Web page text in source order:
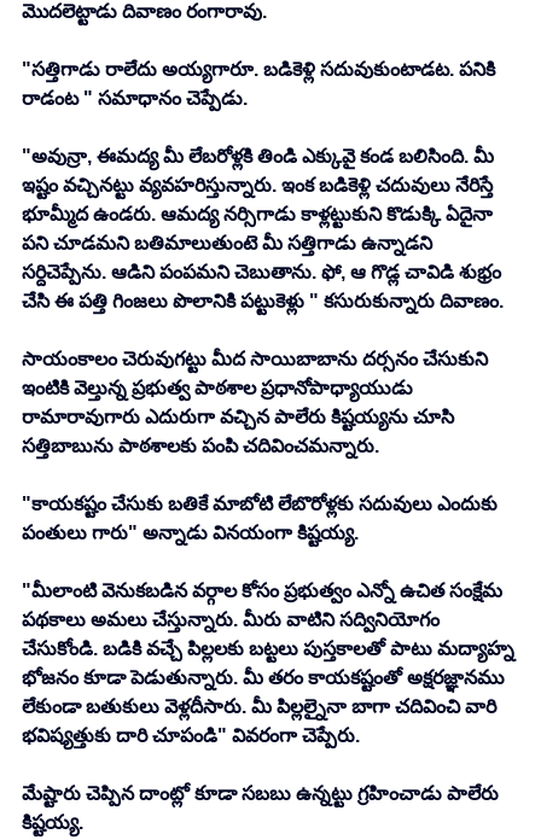
మొదలెట్టాడు దివాణం రంగారావు.
"సత్తిగాడు రాలేదు అయ్యగారూ. బడికెళ్లి సదువుకుంటాడట. పనికి
రాడంట " సమాధానం చెప్పేడు.
"అవున్రా, ఈమద్య మీ లేబరోళ్లకి తిండి ఎక్కువై కండ బలిసింది. మీ
ఇష్టం వచ్చినట్టు వ్యవహరిస్తున్నారు. ఇంక బడికెళ్లి చదువులు నేరిస్తే
భూమ్మీద ఉండరు. ఆమద్య నర్సిగాడు కాళ్లట్టుకుని కొడుక్కి ఏదైనా
పని చూడమని బతిమాలుతుంటె మీ సత్తిగాడు ఉన్నాడని
సర్దిచెప్పేను. ఆడిని పంపమని చెబుతాను. ఫో, ఆ గొడ్ల చావిడి శుభ్రం
చేసి ఈ పత్తి గింజలు పొలానికి పట్టుకెళ్లు " కసురుకున్నారు దివాణం.
సాయంకాలం చెరువుగట్టు మీద సాయిబాబాను దర్సనం చేసుకుని
ఇంటికి వెల్తున్న ప్రభుత్వ పాఠశాల ప్రధానోపాధ్యాయుడు
రామారావుగారు ఎదురుగా వచ్చిన పాలేరు కిష్టయ్యను చూసి
సత్తిబాబును పాఠశాలకు పంపి చదివించమన్నారు.
"కాయకష్టం చేసుకు బతికే మాబోటి లేబొరోళ్లకు సదువులు ఎందుకు
పంతులు గారు" అన్నాడు వినయంగా కిష్టయ్య.
"మీలాంటి వెనుకబడిన వర్గాల కోసం ప్రభుత్వం ఎన్నో ఉచిత సంక్షేమ
పథకాలు అమలు చేస్తున్నారు. మీరు వాటిని సద్వినియోగం
చేసుకోండి. బడికి వచ్చే పిల్లలకు బట్టలు పుస్తకాలతో పాటు మద్యాహ్న
భోజనం కూడా పెడుతున్నారు. మీ తరం కాయకష్టంతో అక్షరజ్ఞానము
లేకుండా బతుకులు వెళ్లదీసారు. మీ పిల్లల్నైనా బాగా చదివించి వారి
భవిష్యత్తుకు దారి చూపండి" వివరంగా చెప్పేరు.
మేష్టారు చెప్పిన దాంట్లో కూడా సబబు ఉన్నట్టు గ్రహించాడు పాలేరు
కిష్టయ్య.